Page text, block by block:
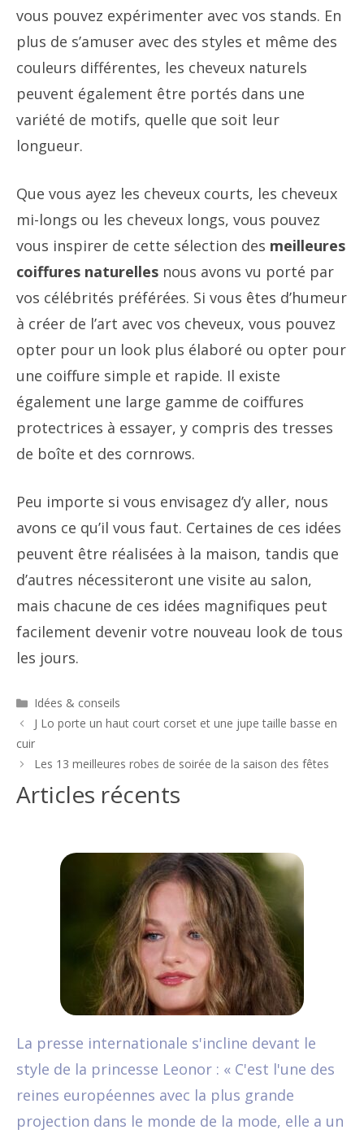
vous pouvez expérimenter avec vos stands. En
plus de s’amuser avec des styles et même des
couleurs différentes, les cheveux naturels
peuvent également être portés dans une
variété de motifs, quelle que soit leur
longueur.
Que vous ayez les cheveux courts, les cheveux
mi-longs ou les cheveux longs, vous pouvez
vous inspirer de cette sélection des meilleures
coiffures naturelles nous avons vu porté par
vos célébrités préférées. Si vous êtes d’humeur
à créer de l’art avec vos cheveux, vous pouvez
opter pour un look plus élaboré ou opter pour
une coiffure simple et rapide. Il existe
également une large gamme de coiffures
protectrices à essayer, y compris des tresses
de boîte et des cornrows.
Peu importe si vous envisagez d’y aller, nous
avons ce qu’il vous faut. Certaines de ces idées
peuvent être réalisées à la maison, tandis que
d’autres nécessiteront une visite au salon,
mais chacune de ces idées magnifiques peut
facilement devenir votre nouveau look de tous
les jours.
Catégories
Idées & conseils
Navigation
des
J Lo porte un haut court corset et une jupe taille basse en
cuir
Les 13 meilleures robes de soirée de la saison des fêtes
Articles récents
La presse internationale s'incline devant le
style de la princesse Leonor : « C'est l'une des
reines européennes avec la plus grande
projection dans le monde de la mode, elle a un